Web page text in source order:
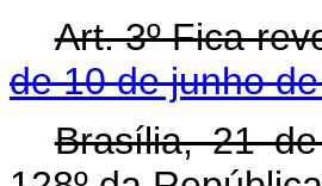
Art. 3º Fica
de 10 de junho
Brasília, 21